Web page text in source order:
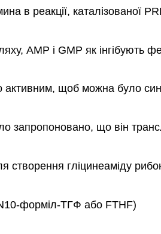
в реакції, каталізованої
AMP і GMP як інгібують
щоб можна було
запропоновано, що він
створення гліцинеаміду
форміл-ТГФ або FTHF)